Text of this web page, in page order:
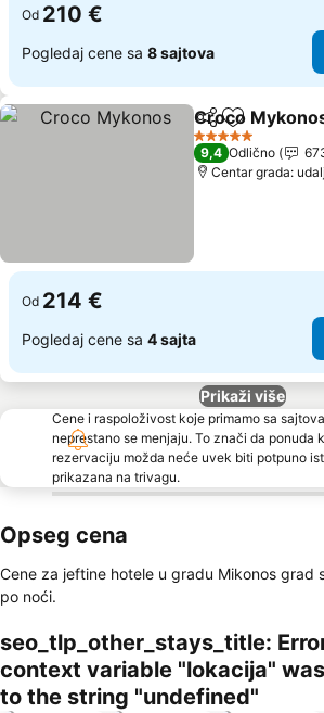
Od 210 €
Pogledaj cene sa 8 sajtova
Deli Dodati u
Croco
5 Zvezdice
9,4 Odlično
Centar grada:
Od 214 €
Pogledaj cene sa 4 sajta
Prikaži više
Cene i raspoloživost koje primamo sa
neprestano se menjaju. To znači da ponuda
rezervaciju možda neće uvek biti potpuno
prikazana na trivagu.
Opseg cena
Cene za jeftine hotele u gradu Mikonos grad
po noći.
seo_tlp_other_stays_title:
context variable "lokacija"
to the string "undefined"